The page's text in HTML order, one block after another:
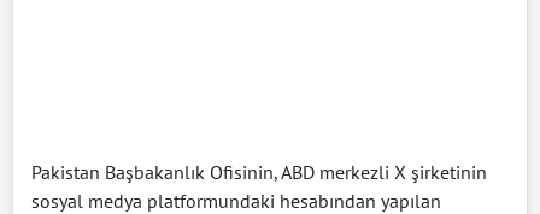
Pakistan Başbakanlık Ofisinin, ABD merkezli X şirketinin
sosyal medya platformundaki hesabından yapılan